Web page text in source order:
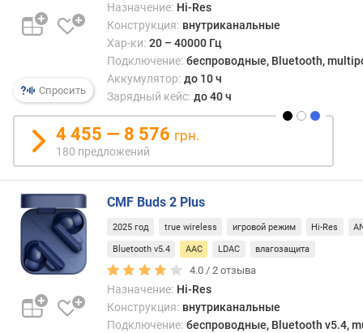
е
р
з
к
а
(
м
с
)
м
щ
н
Спросить
Назначение: Hi-Res
Конструкция: внутриканальные
Хар-ки: 20 – 40000 Гц
Подключение: беспроводные, Bluetooth,
Аккумулятор: до 10 ч
Зарядный кейс: до 40 ч
4 455 — 8 576 грн.
180 предложений
CMF Buds 2 Plus
2025 год true wireless игровой режим Hi-Res
Bluetooth v5.4 AAC LDAC влагозащита
4.0 /2 отзыва
Назначение: Hi-Res
Конструкция: внутриканальные
Подключение: беспроводные, Bluetooth v5.4,